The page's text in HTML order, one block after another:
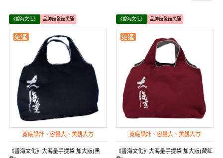
《香海文化》 品牌館全館免運
寛底設計、容量大、美觀大方
《香海文化》大海量手提袋 加大版(黑
《香海文化》 品牌館全館免運
寛底設計、容量大、美觀大方
《香海文化》大海量手提袋 加大版(藏紅